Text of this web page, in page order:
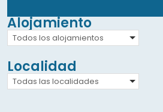
Alojamiento
Todos los alojamientos
Localidad
Todas las localidades